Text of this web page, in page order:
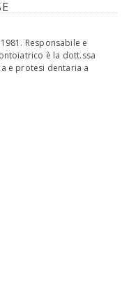
Responsabile e
è la dott.ssa
e protesi dentaria a